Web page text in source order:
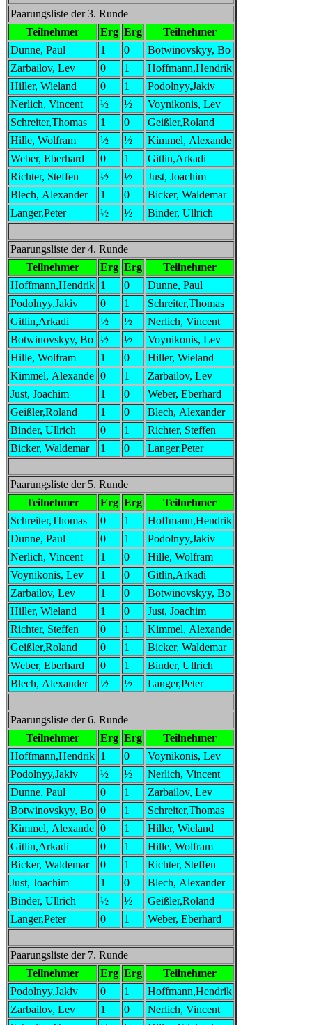
Paarungsliste der 3. Runde
Teilnehmer
Erg Erg
Teilnehmer
Dunne, Paul
1 0
Botwinovskyy, Bo
Zarbailov, Lev
0 1
Hoffmann,Hendrik
Hiller, Wieland
0 1
Podolnyy,Jakiv
Nerlich, Vincent
½ ½
Voynikonis, Lev
Schreiter,Thomas
1 0
Geißler,Roland
Hille, Wolfram
½ ½
Kimmel, Alexande
Weber, Eberhard
0 1
Gitlin,Arkadi
Richter, Steffen
½ ½
Just, Joachim
Blech, Alexander
1 0
Bicker, Waldemar
Langer,Peter
½ ½ Binder, Ullrich
Paarungsliste der 4. Runde
Teilnehmer
Erg Erg
Teilnehmer
Hoffmann,Hendrik 1 0
Dunne, Paul
Podolnyy,Jakiv
0 1
Schreiter,Thomas
Gitlin,Arkadi
½ ½
Nerlich, Vincent
Botwinovskyy, Bo ½ ½
Voynikonis, Lev
Hille, Wolfram
1 0
Hiller, Wieland
Kimmel, Alexande 0 1
Zarbailov, Lev
Just, Joachim
1 0
Weber, Eberhard
Geißler,Roland
1 0
Blech, Alexander
Binder, Ullrich
0 1
Richter, Steffen
Bicker, Waldemar
1 0 Langer,Peter
Paarungsliste der 5. Runde
Teilnehmer
Erg Erg
Teilnehmer
Schreiter,Thomas
0 1
Hoffmann,Hendrik
Dunne, Paul
0 1
Podolnyy,Jakiv
Nerlich, Vincent
1 0
Hille, Wolfram
Voynikonis, Lev
1 0
Gitlin,Arkadi
Zarbailov, Lev
1 0
Botwinovskyy, Bo
Hiller, Wieland
1 0
Just, Joachim
Richter, Steffen
0 1
Kimmel, Alexande
Geißler,Roland
0 1
Bicker, Waldemar
Weber, Eberhard
0 1
Binder, Ullrich
Blech, Alexander
½ ½ Langer,Peter
Paarungsliste der 6. Runde
Teilnehmer
Erg Erg
Teilnehmer
Hoffmann,Hendrik 1 0
Voynikonis, Lev
Podolnyy,Jakiv
½ ½
Nerlich, Vincent
Dunne, Paul
0 1
Zarbailov, Lev
Botwinovskyy, Bo 0 1
Schreiter,Thomas
Kimmel, Alexande 0 1
Hiller, Wieland
Gitlin,Arkadi
0 1
Hille, Wolfram
Bicker, Waldemar
0 1
Richter, Steffen
Just, Joachim
1 0
Blech, Alexander
Binder, Ullrich
½ ½
Geißler,Roland
Langer,Peter
0 1 Weber, Eberhard
Paarungsliste der 7. Runde
Teilnehmer
Erg Erg
Teilnehmer
Podolnyy,Jakiv
0 1
Hoffmann,Hendrik
Zarbailov, Lev
1 0
Nerlich, Vincent